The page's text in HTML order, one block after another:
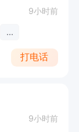
9小时前
...
打电话
9小时前